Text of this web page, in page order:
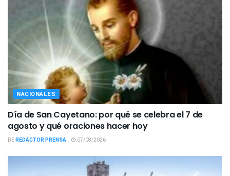
NACIONALES
Día de San Cayetano: por qué se celebra el 7 de
agosto y qué oraciones hacer hoy
DEREDACTOR PRENSA 07/08/2026